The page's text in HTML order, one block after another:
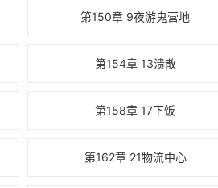
第150章 9夜游鬼营地
第154章 13溃散
第158章 17下饭
第162章 21物流中心